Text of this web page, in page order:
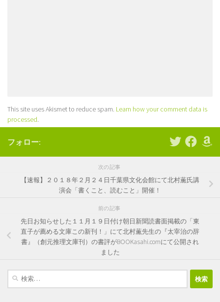
This site uses Akismet to reduce spam. Learn how your comment data is
processed.
フォロー:
次の記事
【速報】２０１８年２月２４日千葉県文化会館にて北村薫氏講
演会「書くこと、読むこと」開催！
前の記事
先日お知らせした１１月１９日付け朝日新聞読書面掲載の「東
直子が薦める文庫この新刊！」にて北村薫先生の『太宰治の辞
書』（創元推理文庫刊）の書評がBOOKasahi.comにて公開され
ました
検